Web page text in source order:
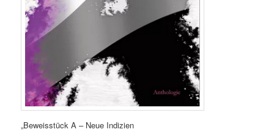
„Beweisstück A – Neue Indizien